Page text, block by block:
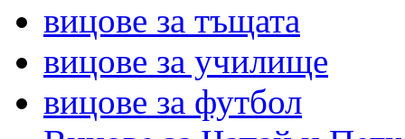
вицове за тъщата
вицове за училище
вицове за футбол